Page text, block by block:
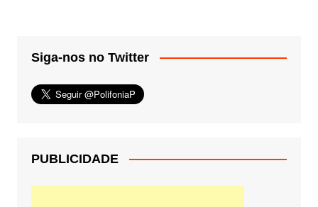
Siga-nos no Twitter
PUBLICIDADE